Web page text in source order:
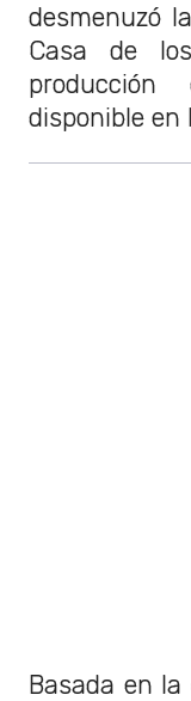
desmenuzó
Casa de
disponible en
Basada en